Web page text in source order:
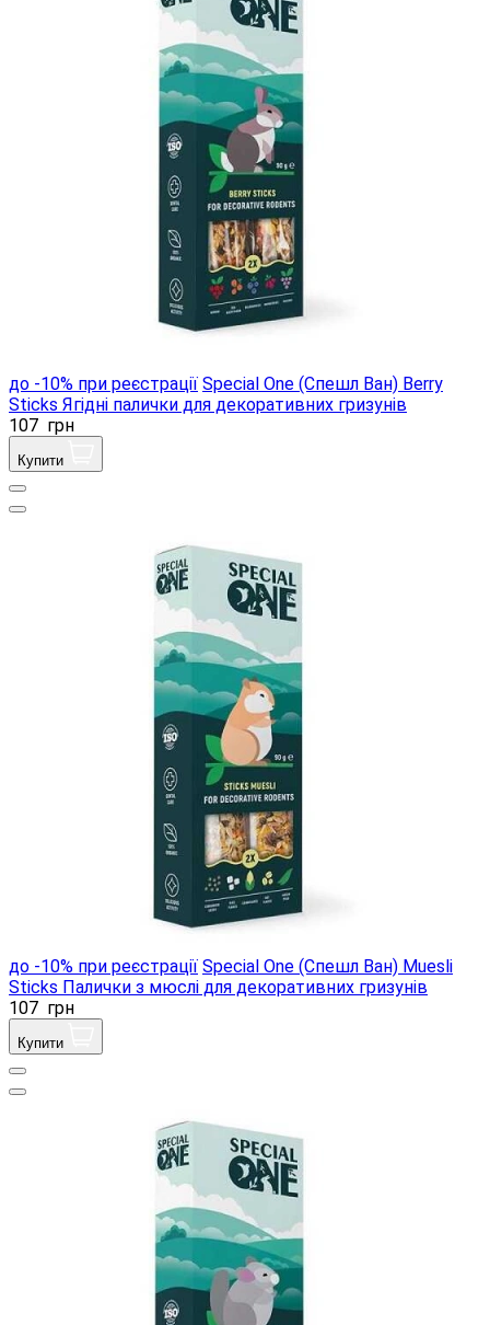
до -10% при реєстрації Special One (Спешл Ван) Berry
Sticks Ягідні палички для декоративних гризунів
107 грн
Купити
до -10% при реєстрації Special One (Спешл Ван) Muesli
Sticks Палички з мюслі для декоративних гризунів
107 грн
Купити